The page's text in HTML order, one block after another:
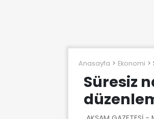
Anasayfa Ekonomi
Süresiz